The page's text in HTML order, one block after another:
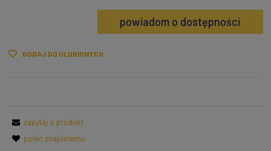
powiadom o dostępności
DODAJ DO ULUBIONYCH
zapytaj o produkt
poleć znajomemu